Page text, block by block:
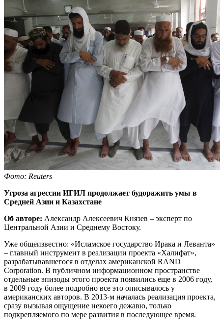
Фото: Reuters
Угроза агрессии ИГИЛ продолжает будоражить умы в
Средней Азии и Казахстане
Об авторе: Александр Алексеевич Князев – эксперт по
Центральной Азии и Среднему Востоку.
Уже общеизвестно: «Исламское государство Ирака и Леванта»
– главный инструмент в реализации проекта «Халифат»,
разрабатывавшегося в отделах американской RAND
Corporation. В публичном информационном пространстве
отдельные эпизоды этого проекта появились еще в 2006 году,
в 2009 году более подробно все это описывалось у
американских авторов. В 2013-м началась реализация проекта,
сразу вызывая ощущение некоего дежавю, только
подкрепляемого по мере развития в последующее время.